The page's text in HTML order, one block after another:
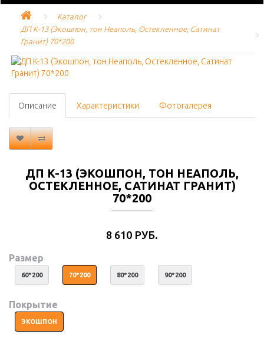
Каталог
ДП K-13 (Экошпон, тон Неаполь, Остекленное, Сатинат
Гранит) 70*200
Описание Характеристики Фотогалерея
ДП K-13 (ЭКОШПОН, ТОН НЕАПОЛЬ,
ОСТЕКЛЕННОЕ, САТИНАТ ГРАНИТ)
70*200
8 610 РУБ.
Размер
60*200 70*200 80*200 90*200
Покрытие
ЭКОШПОН